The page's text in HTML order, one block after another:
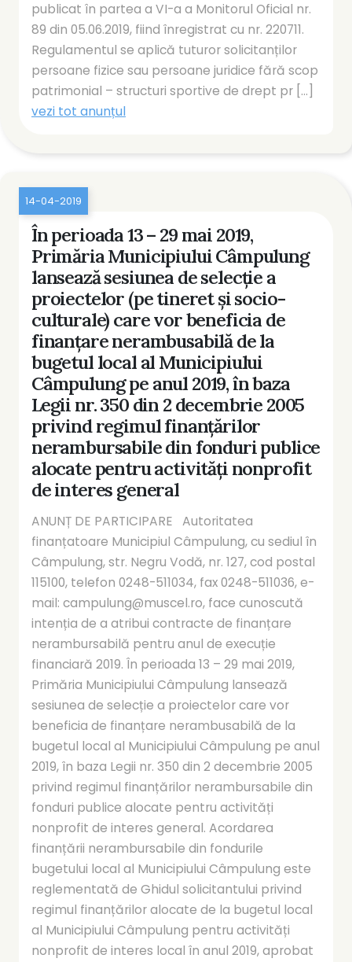
publicat în partea a VI-a a Monitorul Oficial nr.
89 din 05.06.2019, fiind înregistrat cu nr. 220711.
Regulamentul se aplică tuturor solicitanților
persoane fizice sau persoane juridice fără scop
patrimonial – structuri sportive de drept pr [...]
vezi tot anunțul
14-04-2019
În perioada 13 – 29 mai 2019,
Primăria Municipiului Câmpulung
lansează sesiunea de selecție a
proiectelor (pe tineret și socio-
culturale) care vor beneficia de
finanțare nerambusabilă de la
bugetul local al Municipiului
Câmpulung pe anul 2019, în baza
Legii nr. 350 din 2 decembrie 2005
privind regimul finanțărilor
nerambursabile din fonduri publice
alocate pentru activități nonprofit
de interes general
ANUNȚ DE PARTICIPARE Autoritatea
finanțatoare Municipiul Câmpulung, cu sediul în
Câmpulung, str. Negru Vodă, nr. 127, cod postal
115100, telefon 0248-511034, fax 0248-511036, e-
mail: campulung@muscel.ro, face cunoscută
intenția de a atribui contracte de finanțare
nerambursabilă pentru anul de execuție
financiară 2019. În perioada 13 – 29 mai 2019,
Primăria Municipiului Câmpulung lansează
sesiunea de selecție a proiectelor care vor
beneficia de finanțare nerambusabilă de la
bugetul local al Municipiului Câmpulung pe anul
2019, în baza Legii nr. 350 din 2 decembrie 2005
privind regimul finanțărilor nerambursabile din
fonduri publice alocate pentru activități
nonprofit de interes general. Acordarea
finanțării nerambursabile din fondurile
bugetului local al Municipiului Câmpulung este
reglementată de Ghidul solicitantului privind
regimul finanțărilor alocate de la bugetul local
al Municipiului Câmpulung pentru activități
nonprofit de interes local în anul 2019, aprobat